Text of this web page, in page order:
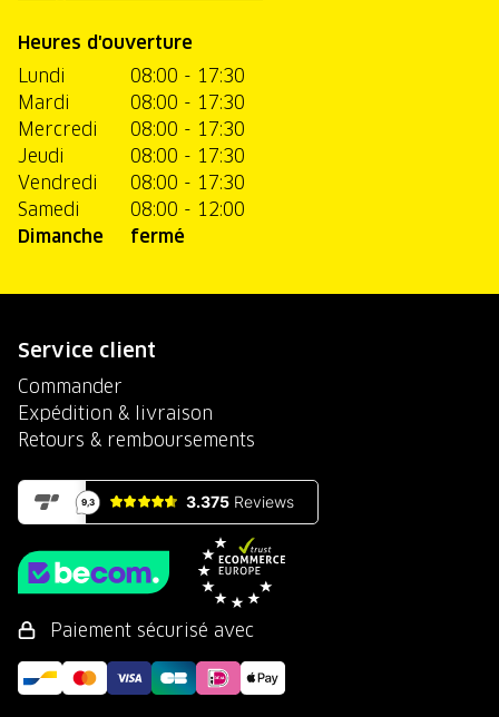
Heures d'ouverture
Lundi
08:00 - 17:30
Mardi
08:00 - 17:30
Mercredi
08:00 - 17:30
Jeudi
08:00 - 17:30
Vendredi
08:00 - 17:30
Samedi
08:00 - 12:00
Dimanche
fermé
Service client
Commander
Expédition & livraison
Retours & remboursements
Paiement sécurisé avec